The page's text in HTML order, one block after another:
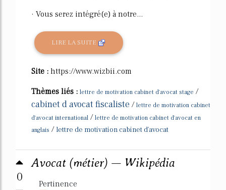
· Vous serez intégré(e) à notre...
LIRE LA SUITE
Site : https://www.wizbii.com
Thèmes liés : lettre de motivation cabinet d'avocat stage /
cabinet d avocat fiscaliste / lettre de motivation cabinet
d'avocat international / lettre de motivation cabinet d'avocat en
anglais / lettre de motivation cabinet d'avocat
0
Avocat (métier) — Wikipédia
Pertinence